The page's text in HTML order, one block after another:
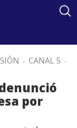
. CANAL 5 .
por